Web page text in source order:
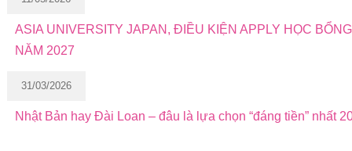
ASIA UNIVERSITY JAPAN, ĐIỀU KIỆN APPLY HỌC BỔNG
NĂM 2027
31/03/2026
Nhật Bản hay Đài Loan – đâu là lựa chọn “đáng tiền” nhất